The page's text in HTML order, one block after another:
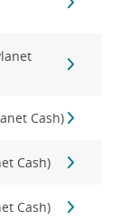
Cash)
Cash)
Cash)